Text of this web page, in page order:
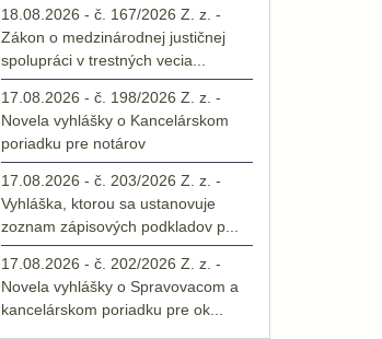
18.08.2026 - č. 167/2026 Z. z. -
Zákon o medzinárodnej justičnej
spolupráci v trestných vecia...
17.08.2026 - č. 198/2026 Z. z. -
Novela vyhlášky o Kancelárskom
poriadku pre notárov
17.08.2026 - č. 203/2026 Z. z. -
Vyhláška, ktorou sa ustanovuje
zoznam zápisových podkladov p...
17.08.2026 - č. 202/2026 Z. z. -
Novela vyhlášky o Spravovacom a
kancelárskom poriadku pre ok...